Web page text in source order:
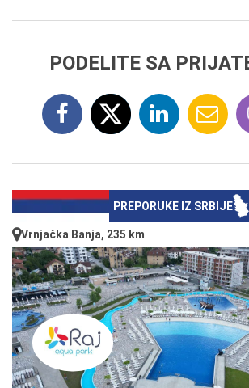
PODELITE SA
PREPORUKE IZ SRBIJE
Vrnjačka Banja, 235 km